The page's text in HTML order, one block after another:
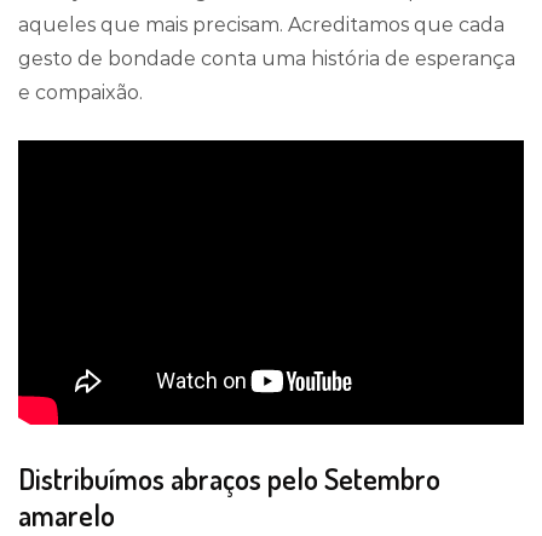
aqueles que mais precisam. Acreditamos que cada
gesto de bondade conta uma história de esperança
e compaixão.
Distribuímos abraços pelo Setembro
amarelo